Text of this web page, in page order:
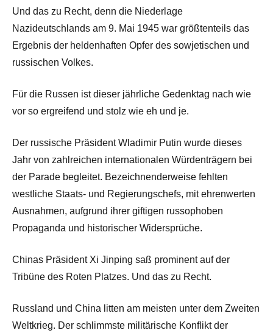
Und das zu Recht, denn die Niederlage
Nazideutschlands am 9. Mai 1945 war größtenteils das
Ergebnis der heldenhaften Opfer des sowjetischen und
russischen Volkes.
Für die Russen ist dieser jährliche Gedenktag nach wie
vor so ergreifend und stolz wie eh und je.
Der russische Präsident Wladimir Putin wurde dieses
Jahr von zahlreichen internationalen Würdenträgern bei
der Parade begleitet. Bezeichnenderweise fehlten
westliche Staats- und Regierungschefs, mit ehrenwerten
Ausnahmen, aufgrund ihrer giftigen russophoben
Propaganda und historischer Widersprüche.
Chinas Präsident Xi Jinping saß prominent auf der
Tribüne des Roten Platzes. Und das zu Recht.
Russland und China litten am meisten unter dem Zweiten
Weltkrieg. Der schlimmste militärische Konflikt der